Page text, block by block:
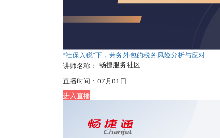
“社保入税”下，劳务外包的税务风险分析与应对
讲师名称： 畅捷服务社区
直播时间： 07月01日
进入直播